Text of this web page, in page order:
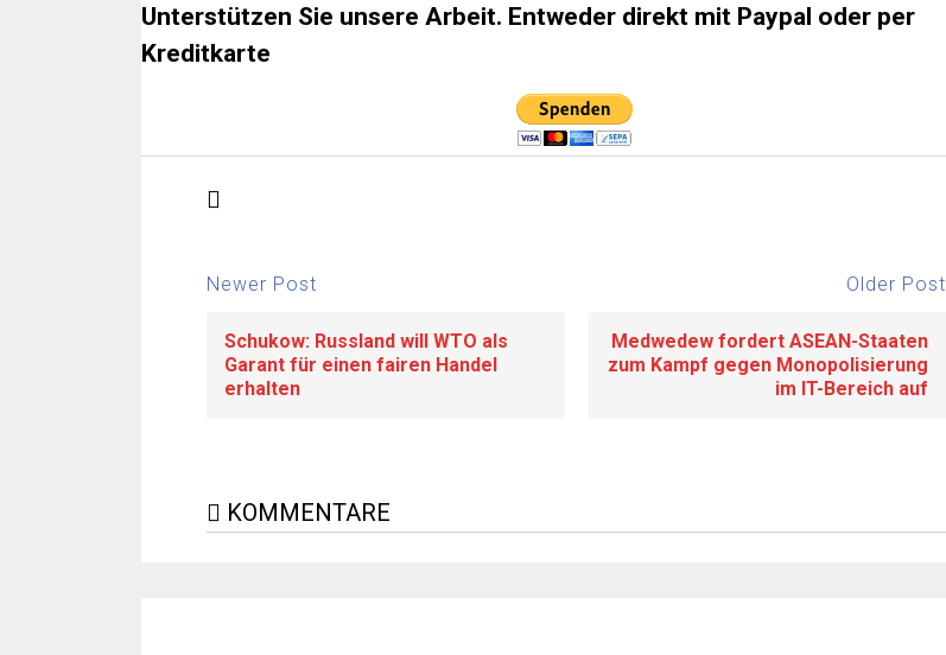
Unterstützen Sie unsere Arbeit. Entweder direkt mit Paypal oder per
Kreditkarte
Newer Post
Schukow: Russland will WTO als
Garant für einen fairen Handel
erhalten
Older Post
Medwedew fordert ASEAN-Staaten
zum Kampf gegen Monopolisierung
im IT-Bereich auf
KOMMENTARE